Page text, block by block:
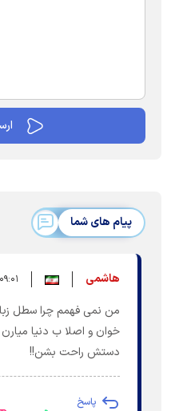
پیام های شما
هاشمی ۰۹:۰۱ - ۱۳۹۸/۰۵/۲۳
من نمی فهمم چرا سطل
خوان و اصلا ب دنیا
دستش راحت بشن!!
پاسخ